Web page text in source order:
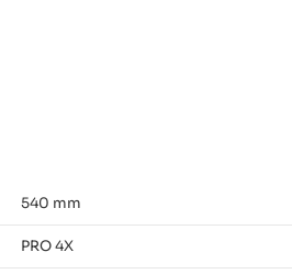
540 mm
PRO 4X